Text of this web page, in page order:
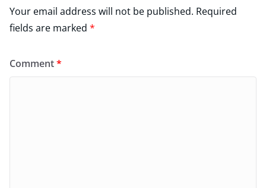
Your email address will not be published. Required
fields are marked *
Comment*